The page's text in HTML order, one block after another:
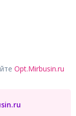
Opt.Mirbusin.ru